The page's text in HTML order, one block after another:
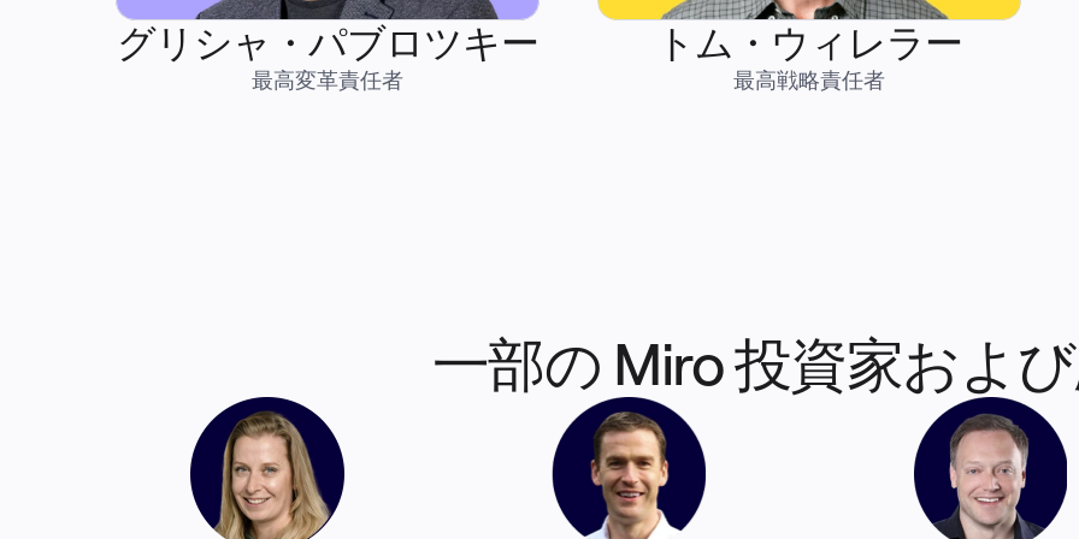
グリシャ・パブロツキー
最高変革責任者
トム・ウィレラー
最高戦略責任者
一部の Miro 投資家およ